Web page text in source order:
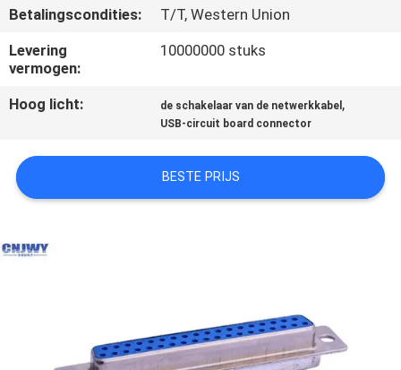
CITAAT
COMPANY
NEWS
SITEMAP
POLICY
Betalingscondities:
T/T, Western Union
Levering
vermogen:
10000000 stuks
Hoog licht: de schakelaar van de netwerkkabel ,
USB-circuit board connector
BESTE PRIJS